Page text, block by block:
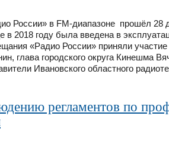
России» в FM-диапазоне прошёл 28
в 2018 году была введена в
«Радио России» приняли участие
глава городского округа Кинешма
Ивановского областного
регламентов по